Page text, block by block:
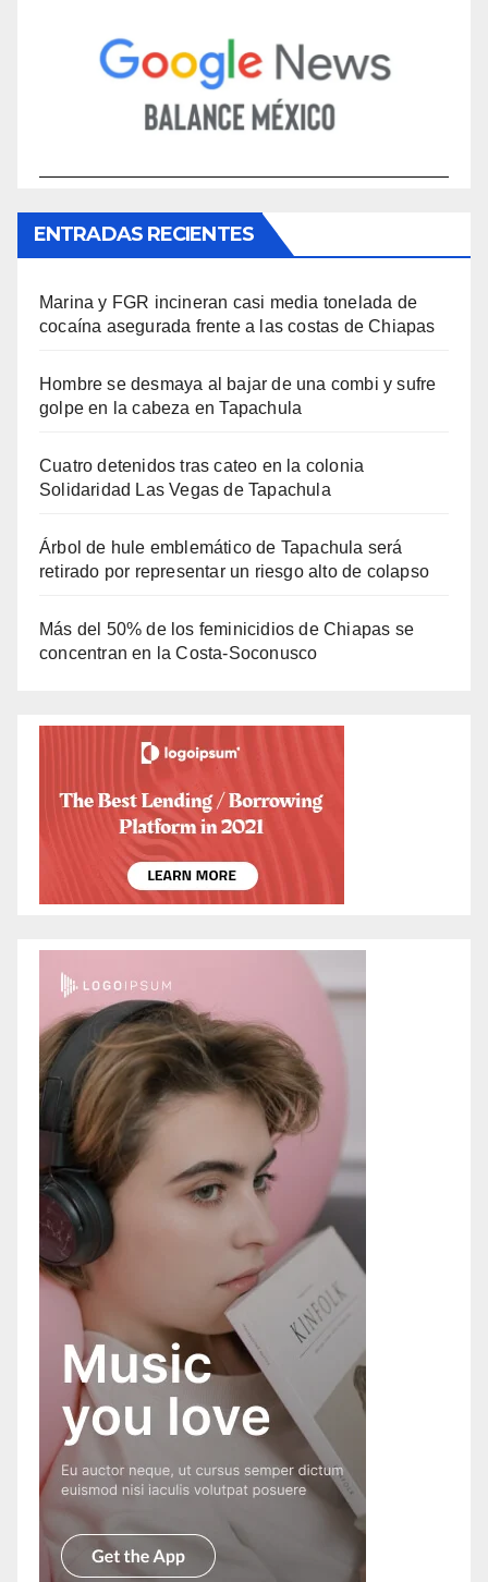
ENTRADAS RECIENTES
Marina y FGR incineran casi media tonelada de
cocaína asegurada frente a las costas de Chiapas
Hombre se desmaya al bajar de una combi y sufre
golpe en la cabeza en Tapachula
Cuatro detenidos tras cateo en la colonia
Solidaridad Las Vegas de Tapachula
Árbol de hule emblemático de Tapachula será
retirado por representar un riesgo alto de colapso
Más del 50% de los feminicidios de Chiapas se
concentran en la Costa-Soconusco